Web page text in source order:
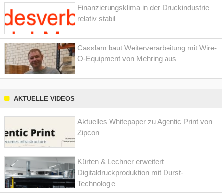
Finanzierungsklima in der Druckindustrie
relativ stabil
Casslam baut Weiterverarbeitung mit Wire-
O-Equipment von Mehring aus
AKTUELLE VIDEOS
Aktuelles Whitepaper zu Agentic Print von
Zipcon
Kürten & Lechner erweitert
Digitaldruckproduktion mit Durst-
Technologie